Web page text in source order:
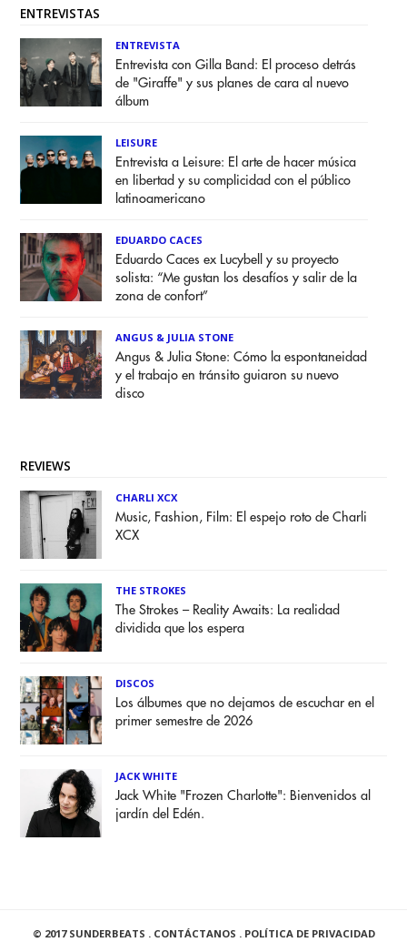
ENTREVISTAS
ENTREVISTA
Entrevista con Gilla Band: El proceso detrás
de "Giraffe" y sus planes de cara al nuevo
álbum
LEISURE
Entrevista a Leisure: El arte de hacer música
en libertad y su complicidad con el público
latinoamericano
EDUARDO CACES
Eduardo Caces ex Lucybell y su proyecto
solista: “Me gustan los desafíos y salir de la
zona de confort”
ANGUS & JULIA STONE
Angus & Julia Stone: Cómo la espontaneidad
y el trabajo en tránsito guiaron su nuevo
disco
REVIEWS
CHARLI XCX
Music, Fashion, Film: El espejo roto de Charli
XCX
THE STROKES
The Strokes – Reality Awaits: La realidad
dividida que los espera
DISCOS
Los álbumes que no dejamos de escuchar en el
primer semestre de 2026
JACK WHITE
Jack White "Frozen Charlotte": Bienvenidos al
jardín del Edén.
© 2017 SUNDERBEATS . CONTÁCTANOS . POLÍTICA DE PRIVACIDAD